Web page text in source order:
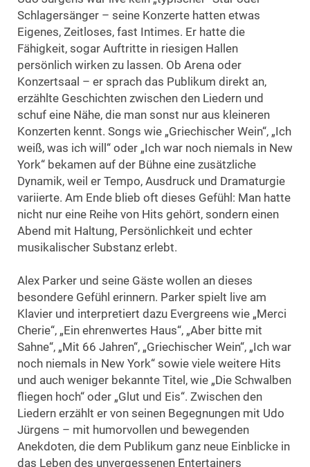
Schlagersänger – seine Konzerte hatten etwas
Eigenes, Zeitloses, fast Intimes. Er hatte die
Fähigkeit, sogar Auftritte in riesigen Hallen
persönlich wirken zu lassen. Ob Arena oder
Konzertsaal – er sprach das Publikum direkt an,
erzählte Geschichten zwischen den Liedern und
schuf eine Nähe, die man sonst nur aus kleineren
Konzerten kennt. Songs wie „Griechischer Wein“, „Ich
weiß, was ich will“ oder „Ich war noch niemals in New
York“ bekamen auf der Bühne eine zusätzliche
Dynamik, weil er Tempo, Ausdruck und Dramaturgie
variierte. Am Ende blieb oft dieses Gefühl: Man hatte
nicht nur eine Reihe von Hits gehört, sondern einen
Abend mit Haltung, Persönlichkeit und echter
musikalischer Substanz erlebt.
Alex Parker und seine Gäste wollen an dieses
besondere Gefühl erinnern. Parker spielt live am
Klavier und interpretiert dazu Evergreens wie „Merci
Cherie“, „Ein ehrenwertes Haus“, „Aber bitte mit
Sahne“, „Mit 66 Jahren“, „Griechischer Wein“, „Ich war
noch niemals in New York“ sowie viele weitere Hits
und auch weniger bekannte Titel, wie „Die Schwalben
fliegen hoch“ oder „Glut und Eis“. Zwischen den
Liedern erzählt er von seinen Begegnungen mit Udo
Jürgens – mit humorvollen und bewegenden
Anekdoten, die dem Publikum ganz neue Einblicke in
das Leben des unvergessenen Entertainers